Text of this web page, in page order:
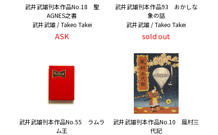
武井武雄刊本作品No.18 聖
AGNES之書
武井武雄 / Takeo Takei
ASK
武井武雄刊本作品93 おかしな
象の話
武井武雄 / Takeo Takei
sold out
武井武雄刊本作品No.55 ラムラ
ム王
武井武雄刊本作品No.10 風村三
代記